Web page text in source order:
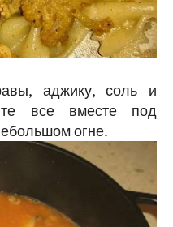
аджику, соль и
все вместе под
огне.